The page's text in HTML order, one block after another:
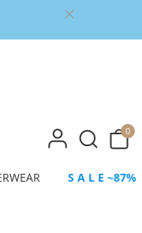
0
S A L E ~87%